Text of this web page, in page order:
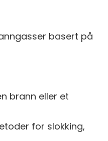
basert på
brann eller et
for slokking,